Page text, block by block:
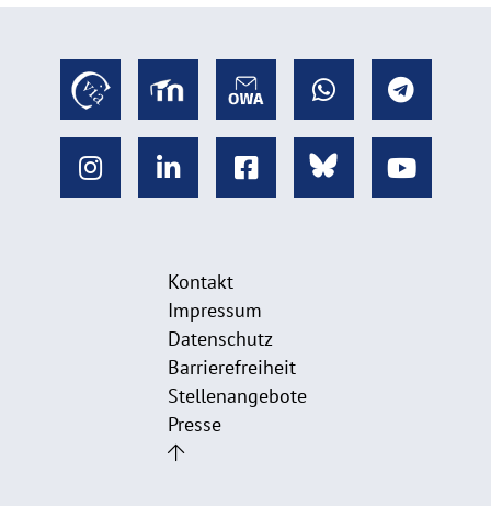
Kontakt
Impressum
Datenschutz
Barrierefreiheit
Stellenangebote
Presse